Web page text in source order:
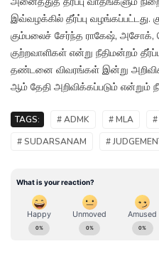
இவ்வழக்கில் தீர்ப்பு வழங்கப்பட்டது.
கும்பலைச் சேர்ந்த ராகேஷ், அசோக்,
குற்றவாளிகள் என்று நீதிமன்றம்
தண்டனை விவரங்கள் இன்று
ஆம் தேதி அறிவிக்கப்படும் என்றும்
TAGS: # ADMK # MLA
#
# SUDARSANAM
#